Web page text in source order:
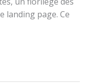
landing page. Ce